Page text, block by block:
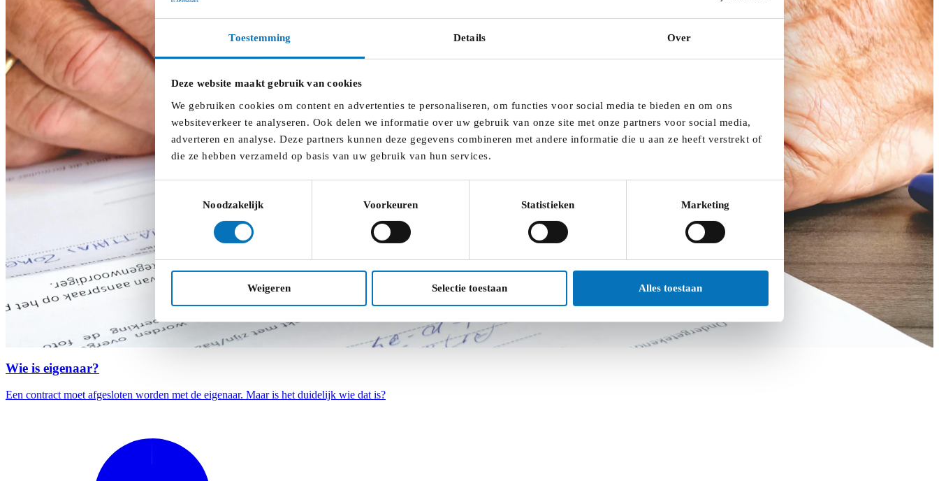
Toestemming Details Over
Deze website maakt gebruik van cookies
We gebruiken cookies om content en advertenties te personaliseren, om functies voor social media te bieden en om ons
websiteverkeer te analyseren. Ook delen we informatie over uw gebruik van onze site met onze partners voor social media,
adverteren en analyse. Deze partners kunnen deze gegevens combineren met andere informatie die u aan ze heeft verstrekt of
die ze hebben verzameld op basis van uw gebruik van hun services.
Noodzakelijk
Voorkeuren Statistieken Marketing
Weigeren Selectie toestaan Alles toestaan
Wie is eigenaar?
Een contract moet afgesloten worden met de eigenaar. Maar is het duidelijk wie dat is?